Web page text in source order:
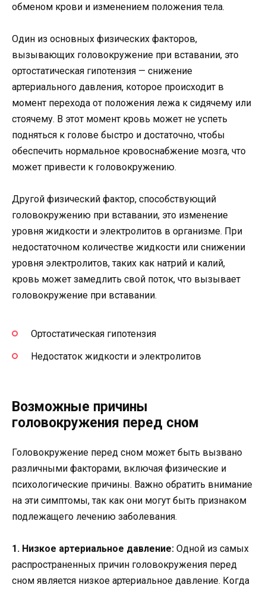
обменом крови и изменением положения тела.
Один из основных физических факторов,
вызывающих головокружение при вставании, это
ортостатическая гипотензия — снижение
артериального давления, которое происходит в
момент перехода от положения лежа к сидячему или
стоячему. В этот момент кровь может не успеть
подняться к голове быстро и достаточно, чтобы
обеспечить нормальное кровоснабжение мозга, что
может привести к головокружению.
Другой физический фактор, способствующий
головокружению при вставании, это изменение
уровня жидкости и электролитов в организме. При
недостаточном количестве жидкости или снижении
уровня электролитов, таких как натрий и калий,
кровь может замедлить свой поток, что вызывает
головокружение при вставании.
Ортостатическая гипотензия
Недостаток жидкости и электролитов
Возможные причины
головокружения перед сном
Головокружение перед сном может быть вызвано
различными факторами, включая физические и
психологические причины. Важно обратить внимание
на эти симптомы, так как они могут быть признаком
подлежащего лечению заболевания.
1. Низкое артериальное давление: Одной из самых
распространенных причин головокружения перед
сном является низкое артериальное давление. Когда